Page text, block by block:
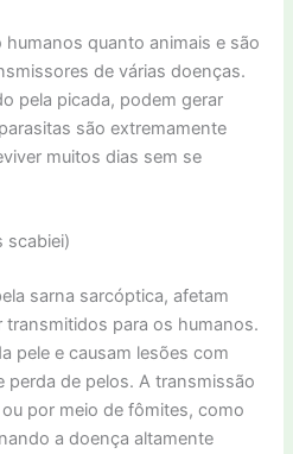
quanto animais e são
de várias doenças.
pela picada, podem gerar
são extremamente
muitos dias sem se
scabiei)
sarna sarcóptica, afetam
transmitidos para os humanos.
pele e causam lesões com
perda de pelos. A transmissão
por meio de fômites, como
a doença altamente